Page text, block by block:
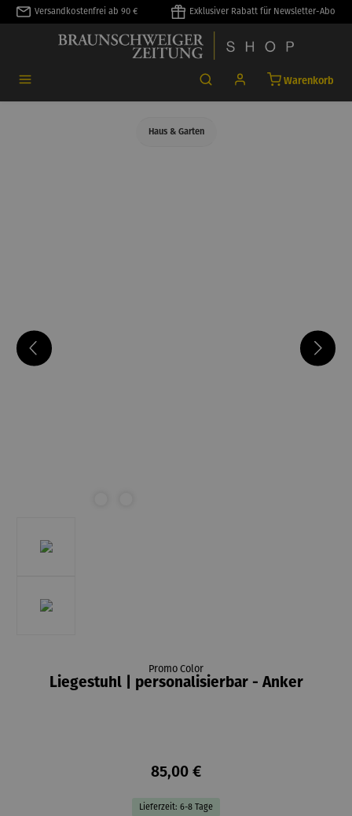
springen
Versandkostenfrei ab 90 € Exklusiver Rabatt für Newsletter-Abo
Warenkorb
Haus & Garten
Promo Color
Liegestuhl | personalisierbar - Anker
85,00 €
Lieferzeit: 6-8 Tage